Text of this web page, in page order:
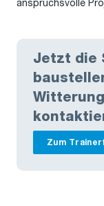
anspruchsvolle
Jetzt die
Zum